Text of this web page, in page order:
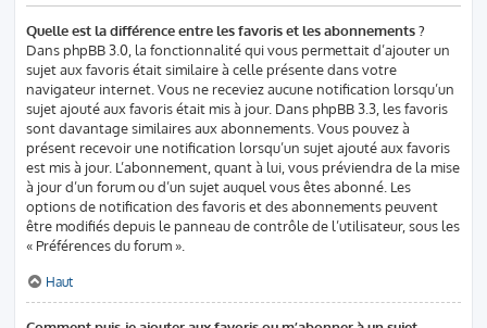
Quelle est la différence entre les favoris et les abonnements ?
Dans phpBB 3.0, la fonctionnalité qui vous permettait d’ajouter un
sujet aux favoris était similaire à celle présente dans votre
navigateur internet. Vous ne receviez aucune notification lorsqu’un
sujet ajouté aux favoris était mis à jour. Dans phpBB 3.3, les favoris
sont davantage similaires aux abonnements. Vous pouvez à
présent recevoir une notification lorsqu’un sujet ajouté aux favoris
est mis à jour. L’abonnement, quant à lui, vous préviendra de la mise
à jour d’un forum ou d’un sujet auquel vous êtes abonné. Les
options de notification des favoris et des abonnements peuvent
être modifiés depuis le panneau de contrôle de l’utilisateur, sous les
« Préférences du forum ».
Haut